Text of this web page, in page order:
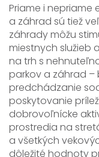
Priame i
a záhrad sú tiež
záhrady môžu
miestnych služieb
na trh s
parkov a záhrad
predchádzanie
poskytovanie
dobrovoľnícke
prostredia na
a všetkých
dôležité hodnoty